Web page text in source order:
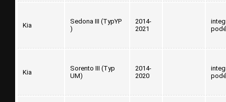
Kia
Sedona III (TypYP
)
2014-
2021
Kia
Sorento III (Typ
UM)
2014-
2020